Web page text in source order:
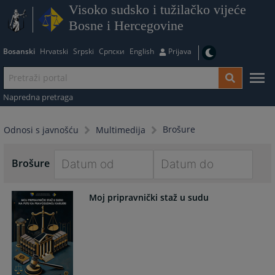
Visoko sudsko i tužilačko vijeće
Bosne i Hercegovine
Bosanski Hrvatski Srpski Српски English Prijava
Napredna pretraga
Odnosi s javnošću Multimedija Brošure
Brošure
forward
to
interact
with
the
calendar
forward
Moj pripravnički staž u sudu